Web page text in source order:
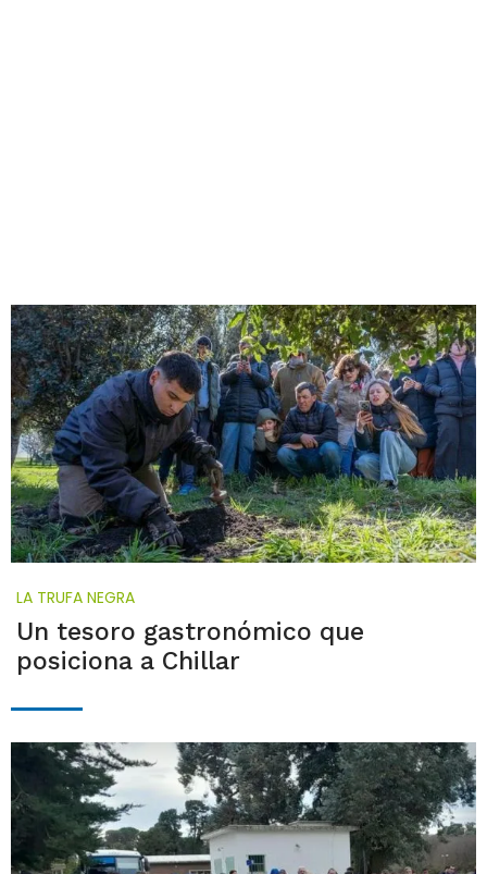
LA TRUFA NEGRA
Un tesoro gastronómico que
posiciona a Chillar